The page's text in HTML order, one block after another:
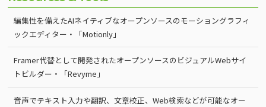
編集性を備えたAIネイティブなオープンソースのモーショングラフィ
ックエディター・「Motionly」
Framer代替として開発されたオープンソースのビジュアルWebサイ
トビルダー・「Revyme」
音声でテキスト入力や翻訳、文章校正、Web検索などが可能なオー